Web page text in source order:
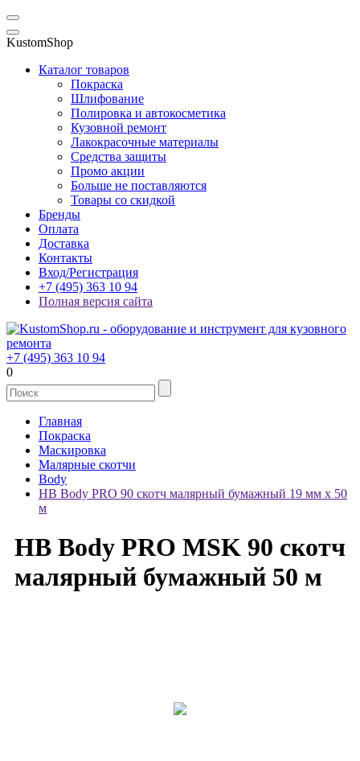
KustomShop
Каталог товаров
Покраска
Шлифование
Полировка и автокосметика
Кузовной ремонт
Лакокрасочные материалы
Средства защиты
Промо акции
Больше не поставляются
Товары со скидкой
Бренды
Оплата
Доставка
Контакты
Вход/Регистрация
+7 (495) 363 10 94
Полная версия сайта
+7 (495) 363 10 94
0
Главная
Покраска
Маскировка
Малярные скотчи
Body
HB Body PRO 90 скотч малярный бумажный 19 мм х 50
м
HB Body PRO MSK 90 скотч
малярный бумажный 50 м